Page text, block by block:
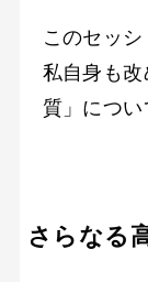
このセッシ
私自身も
質」につい
さらなる